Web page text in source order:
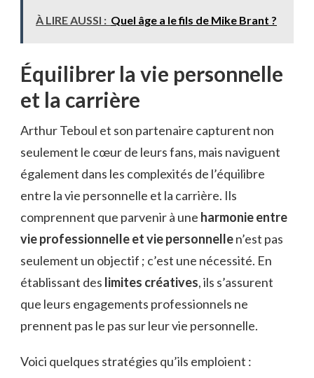
À LIRE AUSSI : Quel âge a le fils de Mike Brant ?
Équilibrer la vie personnelle
et la carrière
Arthur Teboul et son partenaire capturent non
seulement le cœur de leurs fans, mais naviguent
également dans les complexités de l’équilibre
entre la vie personnelle et la carrière. Ils
comprennent que parvenir à une harmonie entre
vie professionnelle et vie personnellen’est pas
seulement un objectif ; c’est une nécessité. En
établissant des limites créatives, ils s’assurent
que leurs engagements professionnels ne
prennent pas le pas sur leur vie personnelle.
Voici quelques stratégies qu’ils emploient :